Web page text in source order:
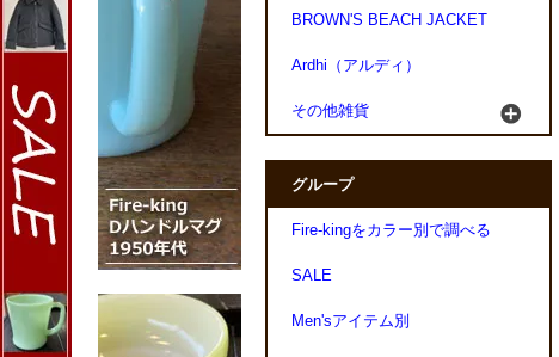
BROWN'S BEACH JACKET
Ardhi（アルディ）
その他雑貨
グループ
Fire-kingをカラー別で調べる
SALE
Men'sアイテム別